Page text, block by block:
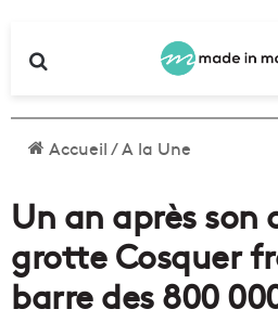
Accueil/A la Une
Un an après son
grotte Cosquer
barre des 800